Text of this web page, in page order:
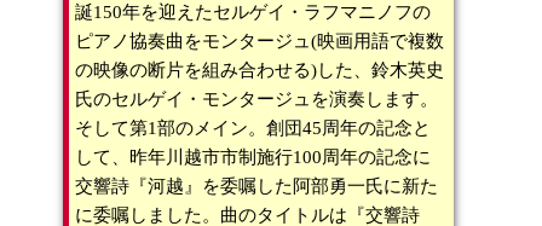
誕150年を迎えたセルゲイ・ラフマニノフの
ピアノ協奏曲をモンタージュ(映画用語で複数
の映像の断片を組み合わせる)した、鈴木英史
氏のセルゲイ・モンタージュを演奏します。
そして第1部のメイン。創団45周年の記念と
して、昨年川越市市制施行100周年の記念に
交響詩『河越』を委嘱した阿部勇一氏に新た
に委嘱しました。曲のタイトルは『交響詩